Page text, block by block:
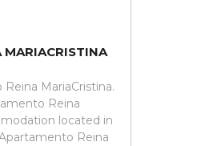
MARIACRISTINA
MariaCristina.
Reina
located in
Reina